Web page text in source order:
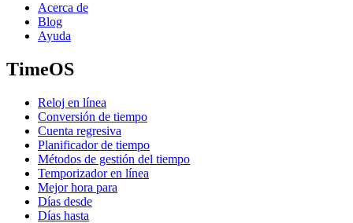
Acerca de
Blog
Ayuda
TimeOS
Reloj en línea
Conversión de tiempo
Cuenta regresiva
Planificador de tiempo
Métodos de gestión del tiempo
Temporizador en línea
Mejor hora para
Días desde
Días hasta